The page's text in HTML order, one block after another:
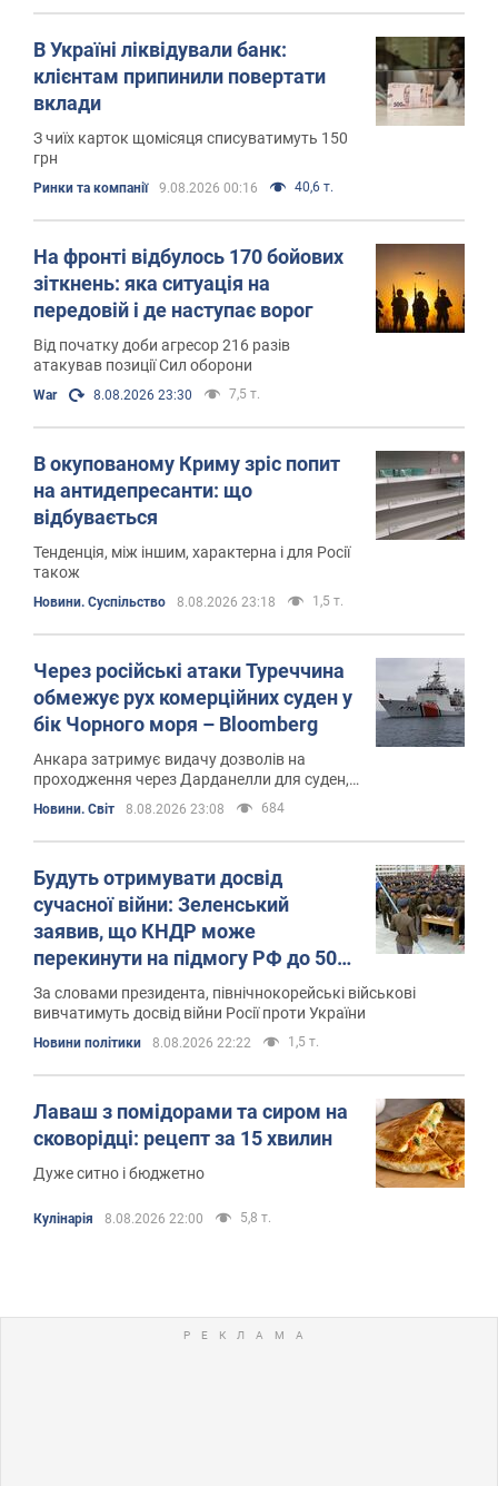
В Україні ліквідували банк:
клієнтам припинили повертати
вклади
З чиїх карток щомісяця списуватимуть 150
грн
Ринки та компанії 9.08.2026 00:16 40,6 т.
На фронті відбулось 170 бойових
зіткнень: яка ситуація на
передовій і де наступає ворог
Від початку доби агресор 216 разів
атакував позиції Сил оборони
War 8.08.2026 23:30 7,5 т.
В окупованому Криму зріс попит
на антидепресанти: що
відбувається
Тенденція, між іншим, характерна і для Росії
також
Новини. Суспільство 8.08.2026 23:18 1,5 т.
Через російські атаки Туреччина
обмежує рух комерційних суден у
бік Чорного моря – Bloomberg
Анкара затримує видачу дозволів на
проходження через Дарданелли для суден,
що прямують до Новоросійська та, за
деякими даними, України
Новини. Світ 8.08.2026 23:08 684
Будуть отримувати досвід
сучасної війни: Зеленський
заявив, що КНДР може
перекинути на підмогу РФ до 50
тис. військових
За словами президента, північнокорейські військові
вивчатимуть досвід війни Росії проти України
Новини політики 8.08.2026 22:22 1,5 т.
Лаваш з помідорами та сиром на
сковорідці: рецепт за 15 хвилин
Дуже ситно і бюджетно
Кулінарія 8.08.2026 22:00 5,8 т.